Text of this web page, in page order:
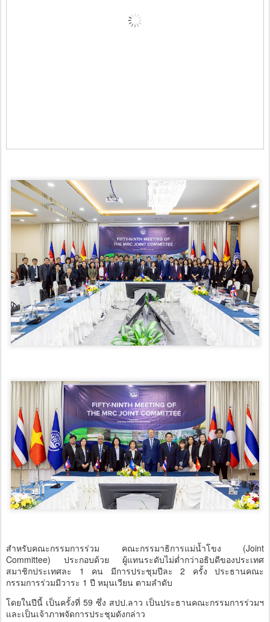
สำหรับคณะกรรมการร่วม คณะกรรมาธิการแม่น้ำโขง (Joint
Committee) ประกอบด้วย ผู้แทนระดับไม่ต่ำกว่าอธิบดีของประเทศ
สมาชิกประเทศละ 1 คน มีการประชุมปีละ 2 ครั้ง ประธานคณะ
กรรมการร่วมมีวาระ 1 ปี หมุนเวียน ตามลำดับ
โดยในปีนี้ เป็นครั้งที่ 59 ซึ่ง สปป.ลาว เป็นประธานคณะกรรมการร่วมฯ
และเป็นเจ้าภาพจัดการประชุมดังกล่าว